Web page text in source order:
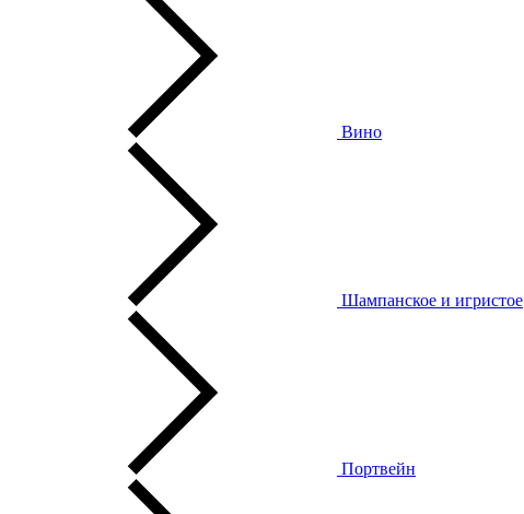
Вино
Шампанское и игристое
Портвейн